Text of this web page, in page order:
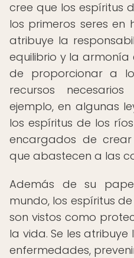
cree que los espíritus
los primeros seres en
atribuye la
equilibrio y la armonía
de proporcionar a
recursos
ejemplo, en algunas
los espíritus de los
encargados de
que abastecen a las
Además de su
mundo, los espíritus
son vistos como
la vida. Se les
enfermedades,